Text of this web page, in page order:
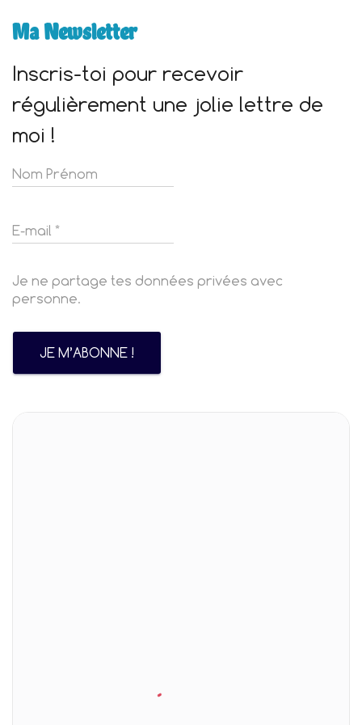
Ma Newsletter
Inscris-toi pour recevoir
régulièrement une jolie lettre de
moi !
Je ne partage tes données privées avec
personne.